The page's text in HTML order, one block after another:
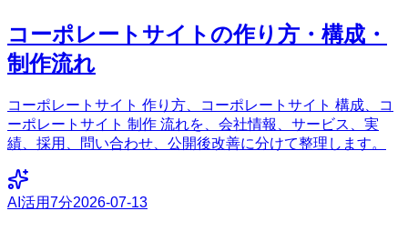
コーポレートサイトの作り方・構成・
制作流れ
コーポレートサイト 作り方、コーポレートサイト 構成、コ
ーポレートサイト 制作 流れを、会社情報、サービス、実
績、採用、問い合わせ、公開後改善に分けて整理します。
AI活用7分2026-07-13